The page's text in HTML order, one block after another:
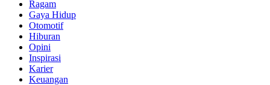
Ragam
Gaya Hidup
Otomotif
Hiburan
Opini
Inspirasi
Karier
Keuangan